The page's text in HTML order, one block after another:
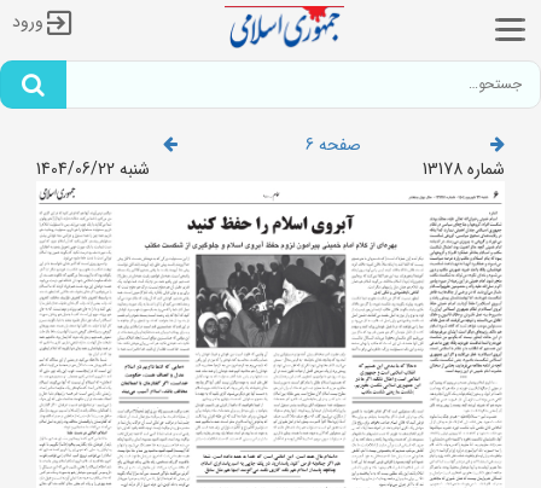
ورود
صفحه 6
شماره 13178
شنبه 1404/06/22